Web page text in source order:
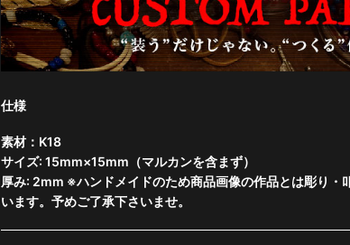
仕様
素材：K18
サイズ: 15mm×15mm（マルカンを含まず）
厚み: 2mm ※ハンドメイドのため商品画像の作品とは彫り・
います。予めご了承下さいませ。